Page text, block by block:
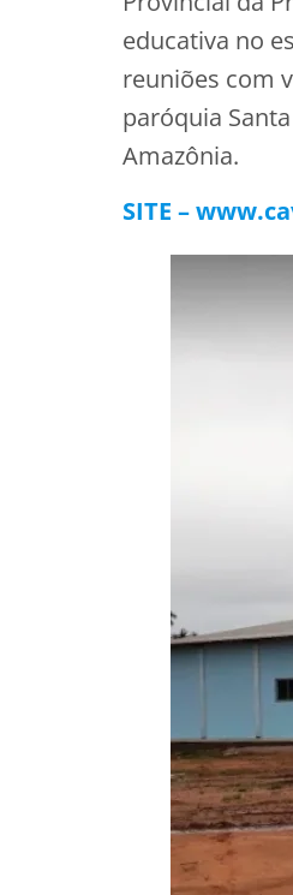
educativa no
reuniões com
paróquia
Amazônia.
SITE –